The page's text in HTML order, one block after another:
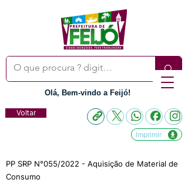
Olá, Bem-vindo a Feijó!
Voltar
Imprimir
PP SRP N°055/2022 - Aquisição de Material de
Consumo